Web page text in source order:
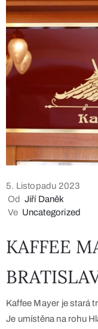
5. Listopadu 2023
Od Jiří Daněk
Ve Uncategorized
KAFFEE
Kaffee Mayer je stará
Je umístěna na rohu